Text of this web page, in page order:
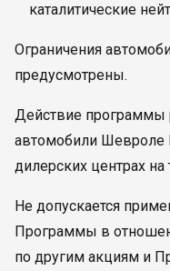
каталитические
Ограничения
предусмотрены.
Действие программы
автомобили
дилерских центрах на
Не допускается
Программы в
по другим акциям и